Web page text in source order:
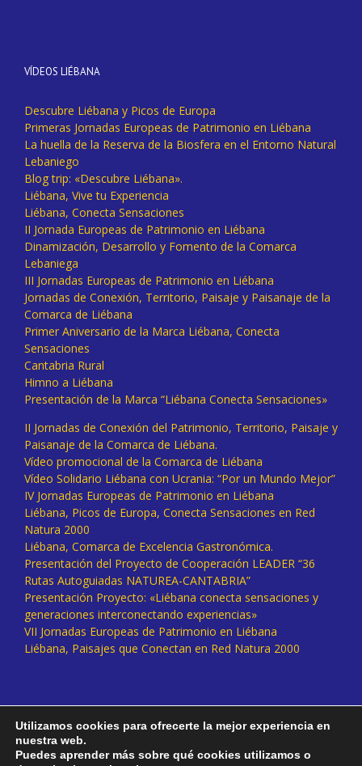
VÍDEOS LIÉBANA
Descubre Liébana y Picos de Europa
Primeras Jornadas Europeas de Patrimonio en Liébana
La huella de la Reserva de la Biosfera en el Entorno Natural
Lebaniego
Blog trip: «Descubre Liébana».
Liébana, Vive tu Experiencia
Liébana, Conecta Sensaciones
II Jornada Europeas de Patrimonio en Liébana
Dinamización, Desarrollo y Fomento de la Comarca
Lebaniega
III Jornadas Europeas de Patrimonio en Liébana
Jornadas de Conexión, Territorio, Paisaje y Paisanaje de la
Comarca de Liébana
Primer Aniversario de la Marca Liébana, Conecta
Sensaciones
Cantabria Rural
Himno a Liébana
Presentación de la Marca “Liébana Conecta Sensaciones»
II Jornadas de Conexión del Patrimonio, Territorio, Paisaje y
Paisanaje de la Comarca de Liébana.
Vídeo promocional de la Comarca de Liébana
Vídeo Solidario Liébana con Ucrania: “Por un Mundo Mejor”
IV Jornadas Europeas de Patrimonio en Liébana
Liébana, Picos de Europa, Conecta Sensaciones en Red
Natura 2000
Liébana, Comarca de Excelencia Gastronómica.
Presentación del Proyecto de Cooperación LEADER “36
Rutas Autoguiadas NATUREA-CANTABRIA”
Presentación Proyecto: «Liébana conecta sensaciones y
generaciones interconectando experiencias»
VII Jornadas Europeas de Patrimonio en Liébana
Liébana, Paisajes que Conectan en Red Natura 2000
Utilizamos cookies para ofrecerte la mejor experiencia en
nuestra web.
Puedes aprender más sobre qué cookies utilizamos o